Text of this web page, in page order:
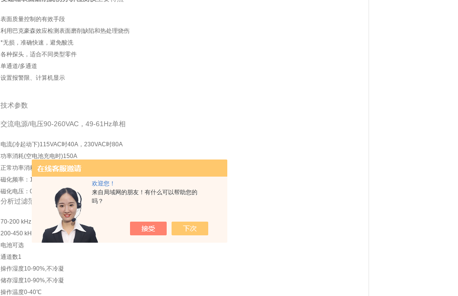
欢迎您！
来自局域网的朋友！有什么可以帮助您的
吗？
表面质量控制的有效手段
利用巴克豪森效应检测表面磨削缺陷和热处理烧伤
*无损，准确快速，避免酸洗
各种探头，适合不同类型零件
单通道/多通道
设置报警限、计算机显示
技术参数
交流电源/电压90-260VAC，49-61Hz单相
电流(冷起动下)115VAC时40A，230VAC时80A
功率消耗(空电池充电时)150A
正常功率消耗为100VA
磁化频率：1.0-1000Hz
磁化电压：0-16V
分析过滤范围: 10-70 kHz
70-200 kHz
200-450 kHz
电池可选
通道数1
操作湿度10-90%,不冷凝
储存湿度10-90%,不冷凝
操作温度0-40℃